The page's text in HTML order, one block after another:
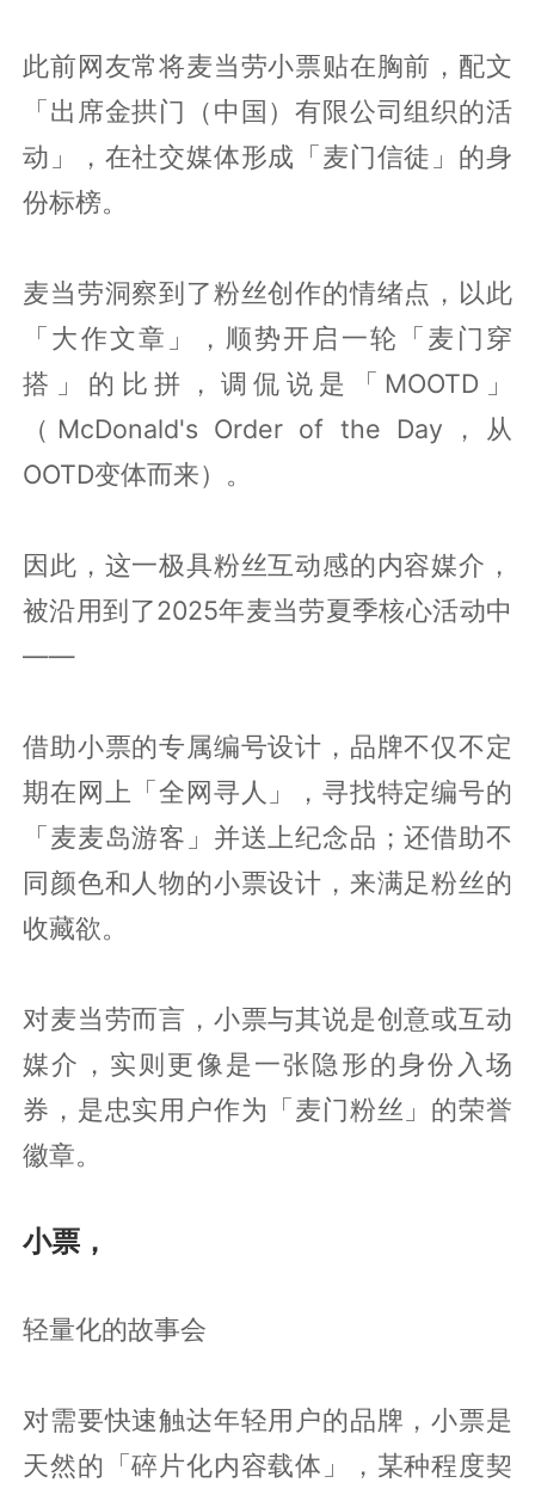
此前网友常将麦当劳小票贴在胸前，配文
「出席金拱门（中国）有限公司组织的活
动」，在社交媒体形成「麦门信徒」的身
份标榜。
麦当劳洞察到了粉丝创作的情绪点，以此
「大作文章」，顺势开启一轮「麦门穿
搭」的比拼，调侃说是「MOOTD」
（McDonald's Order of the Day，从
OOTD变体而来）。
因此，这一极具粉丝互动感的内容媒介，
被沿用到了2025年麦当劳夏季核心活动中
——
借助小票的专属编号设计，品牌不仅不定
期在网上「全网寻人」，寻找特定编号的
「麦麦岛游客」并送上纪念品；还借助不
同颜色和人物的小票设计，来满足粉丝的
收藏欲。
对麦当劳而言，小票与其说是创意或互动
媒介，实则更像是一张隐形的身份入场
券，是忠实用户作为「麦门粉丝」的荣誉
徽章。
小票，
轻量化的故事会
对需要快速触达年轻用户的品牌，小票是
天然的「碎片化内容载体」，某种程度契